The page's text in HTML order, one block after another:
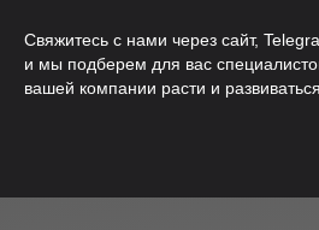
Свяжитесь с нами через сайт,
и мы подберем для вас
вашей компании расти и развиваться.